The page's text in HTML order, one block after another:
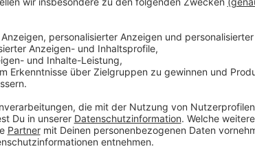
Vorstellen brauchen wir ihn euch nicht. Seit 2003
seine Späße am Telefon mit seinen Hörerinnen und
müssen am Ende mit lachen - wenn auch nicht
bekommen könnt, ist Elvis nun unter die Podcaster
die Uhr zur Verfügung. Hier bekommt Ihr außerdem
Telefonate in längerer Version. Elvis wird sich mit